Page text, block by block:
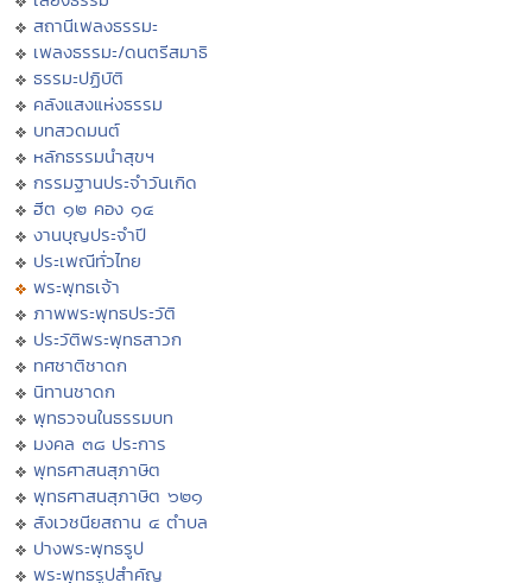
สถานีเพลงธรรมะ
เพลงธรรมะ/ดนตรีสมาธิ
ธรรมะปฏิบัติ
คลังแสงแห่งธรรม
บทสวดมนต์
หลักธรรมนำสุขฯ
กรรมฐานประจำวันเกิด
ฮีต ๑๒ คอง ๑๔
งานบุญประจำปี
ประเพณีทั่วไทย
พระพุทธเจ้า
ภาพพระพุทธประวัติ
ประวัติพระพุทธสาวก
ทศชาติชาดก
นิทานชาดก
พุทธวจนในธรรมบท
มงคล ๓๘ ประการ
พุทธศาสนสุภาษิต
พุทธศาสนสุภาษิต ๖๒๑
สังเวชนียสถาน ๔ ตำบล
ปางพระพุทธรูป
พระพุทธรูปสำคัญ